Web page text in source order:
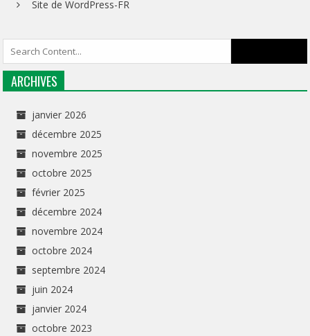
Site de WordPress-FR
ARCHIVES
janvier 2026
décembre 2025
novembre 2025
octobre 2025
février 2025
décembre 2024
novembre 2024
octobre 2024
septembre 2024
juin 2024
janvier 2024
octobre 2023